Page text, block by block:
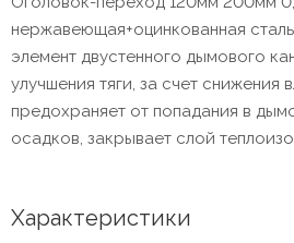
нержавеющая+оцинкованная
элемент двустенного дымового
улучшения тяги, за счет снижения
предохраняет от попадания в
осадков, закрывает слой
Характеристики